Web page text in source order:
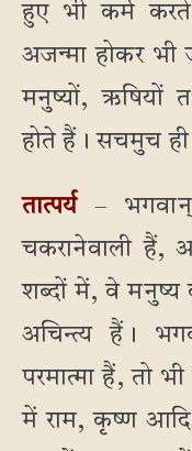
हुए भी कर्म
अजन्मा होकर
मनुष्यों, ऋषियों
होते हैं। सचमुच ही
तात्पर्य– भगवान्
चकरानेवाली हैं,
शब्दों में, वे मनुष्य
अचिन्त्य हैं।
परमात्मा हैं, तो
में राम, कृष्ण